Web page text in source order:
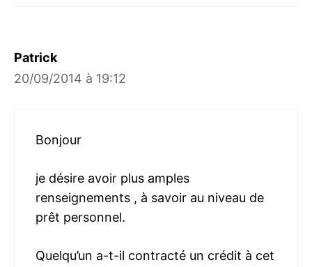
Patrick
20/09/2014 à 19:12
Bonjour
je désire avoir plus amples
renseignements , à savoir au niveau de
prêt personnel.
Quelqu’un a-t-il contracté un crédit à cet